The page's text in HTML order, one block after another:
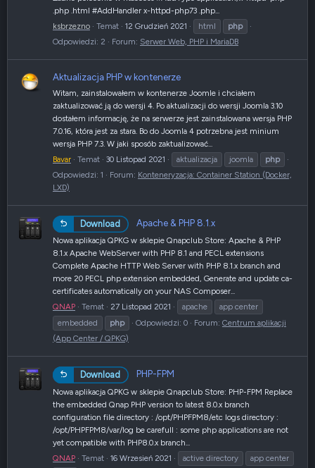
.php .html #AddHandler x-httpd-php73 .php...
ksbrzezno
Temat 12 Grudzień 2021 html
php
Odpowiedzi: 2
Forum: Serwer Web, PHP i MariaDB
Aktualizacja PHP w kontenerze
Witam, zainstalowałem w kontenerze Joomle i chciałem
zaktualizować ją do wersji 4. Po aktualizacji do wersji Joomla 3.10
dostałem informację, że na serwerze jest zainstalowana wersja PHP
7.0.16, która jest za stara. Bo do Joomla 4 potrzebna jest minium
wersja PHP 7.3. W jaki sposób zaktualizować...
Bavar
Temat 30 Listopad 2021 aktualizacja joomla
php
Odpowiedzi: 1
Forum: Konteneryzacja: Container Station (Docker,
LXD)
Download Apache & PHP 8.1.x
Nowa aplikacja QPKG w sklepie Qnapclub Store: Apache & PHP
8.1.x Apache WebServer with PHP 8.1 and PECL extensions
Complete Apache HTTP Web Server with PHP 8.1.x branch and
more 20 PECL php extension embedded, Generate and update ca-
certificates automatically on your NAS Composer...
QNAP
Temat 27 Listopad 2021 apache
app center
embedded
php Odpowiedzi: 0 Forum: Centrum aplikacji
(App Center / QPKG)
Download PHP-FPM
Nowa aplikacja QPKG w sklepie Qnapclub Store: PHP-FPM Replace
the embedded Qnap PHP version to latest 8.0.x branch
configuration file directory : /opt/PHPFPM8/etc logs directory :
/opt/PHPFPM8/var/log be carefull : some php applications are not
yet compatible with PHP8.0.x branch...
QNAP
Temat 16 Wrzesień 2021 active directory
app center